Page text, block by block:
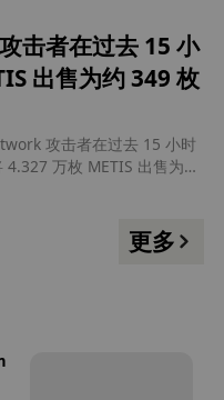
击者在过去 15 小
出售为约 349 枚
攻击者在过去 15 小时
万枚 METIS 出售为
更多